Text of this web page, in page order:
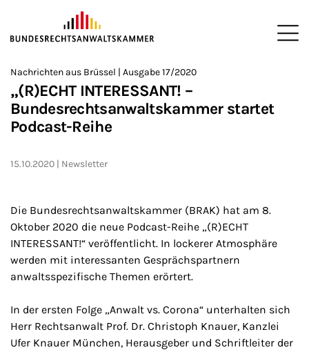
ZUM HAUPTINHALT SPRINGEN
Sie befinden sich hier:
>
Startseite
>
Newsroom
>
Newsletter
>
Nachrichten aus Brüssel
Nachrichten aus Brüssel | Ausgabe 17/2020
„(R)ECHT INTERESSANT! –
Bundesrechtsanwaltskammer startet
Podcast-Reihe
15.10.2020 Newsletter
Die Bundesrechtsanwaltskammer (BRAK) hat am 8.
Oktober 2020 die neue Podcast-Reihe „(R)ECHT
INTERESSANT!“ veröffentlicht. In lockerer Atmosphäre
werden mit interessanten Gesprächspartnern
anwaltsspezifische Themen erörtert.
In der ersten Folge „Anwalt vs. Corona“ unterhalten sich
Herr Rechtsanwalt Prof. Dr. Christoph Knauer, Kanzlei
Ufer Knauer München, Herausgeber und Schriftleiter der